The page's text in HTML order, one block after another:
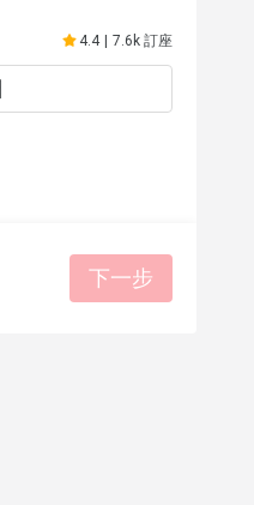
S
S***n
4.4 7.6k 訂座
下一步